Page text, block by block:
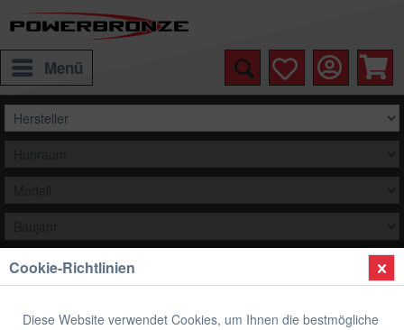
Menü
Auswählen
Übersicht Verkleidungsscheibe Standard Form
Cookie-Richtlinien
Diese Website verwendet Cookies, um Ihnen die bestmögliche